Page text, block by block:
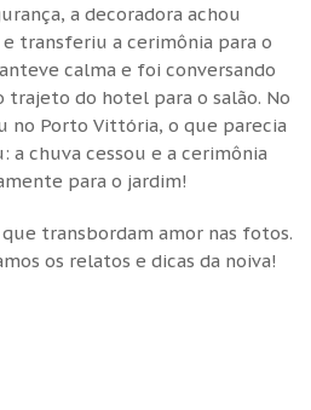
a decoradora achou
transferiu a cerimônia para o
calma e foi conversando
do hotel para o salão. No
no Porto Vittória, o que parecia
a chuva cessou e a cerimônia
para o jardim!
transbordam amor nas fotos.
os relatos e dicas da noiva!